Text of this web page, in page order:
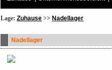
Lage: Zuhause >> Nadellager
Nadellager